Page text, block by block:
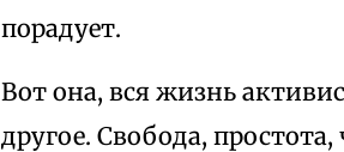
порадует.
Вот она, вся жизнь
другое. Свобода,